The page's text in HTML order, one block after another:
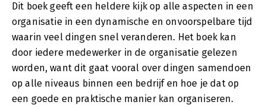
Dit boek geeft een heldere kijk op alle aspecten in een
organisatie in een dynamische en onvoorspelbare tijd
waarin veel dingen snel veranderen. Het boek kan
door iedere medewerker in de organisatie gelezen
worden, want dit gaat vooral over dingen samendoen
op alle niveaus binnen een bedrijf en hoe je dat op
een goede en praktische manier kan organiseren.